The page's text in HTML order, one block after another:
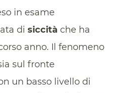
in esame
di siccità che ha
anno. Il fenomeno
sul fronte
un basso livello di